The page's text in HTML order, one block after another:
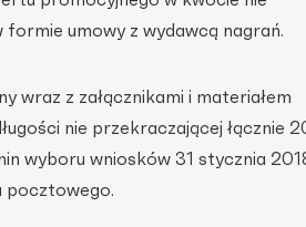
umowy z wydawcą nagrań.
wraz z załącznikami i materiałem
nie przekraczającej łącznie
wyboru wniosków 31 stycznia
pocztowego.